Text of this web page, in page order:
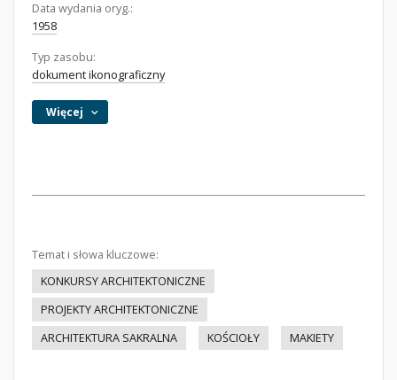
Data wydania oryg.:
1958
Typ zasobu:
dokument ikonograficzny
Więcej
Temat i słowa kluczowe:
KONKURSY ARCHITEKTONICZNE
PROJEKTY ARCHITEKTONICZNE
ARCHITEKTURA SAKRALNA
KOŚCIOŁY MAKIETY